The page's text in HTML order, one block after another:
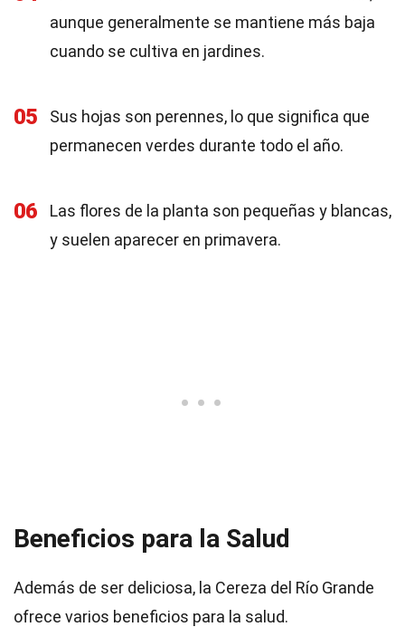
aunque generalmente se mantiene más baja
cuando se cultiva en jardines.
05
Sus hojas son perennes, lo que significa que
permanecen verdes durante todo el año.
06
Las flores de la planta son pequeñas y blancas,
y suelen aparecer en primavera.
Beneficios para la Salud
Además de ser deliciosa, la Cereza del Río Grande
ofrece varios beneficios para la salud.